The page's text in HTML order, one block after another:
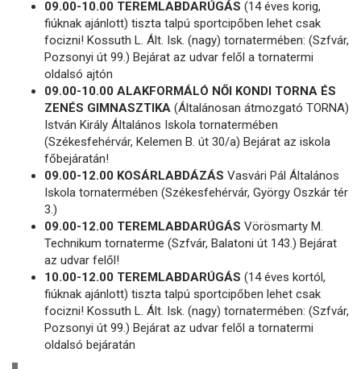
09.00-10.00 TEREMLABDARÚGÁS (14 éves korig,
fiúknak ajánlott) tiszta talpú sportcipőben lehet csak
focizni! Kossuth L. Ált. Isk. (nagy) tornatermében: (Szfvár,
Pozsonyi út 99.) Bejárat az udvar felől a tornatermi
oldalsó ajtón
09.00-10.00 ALAKFORMÁLÓ NŐI KONDI TORNA ÉS
ZENÉS GIMNASZTIKA (Általánosan átmozgató TORNA)
István Király Általános Iskola tornatermében
(Székesfehérvár, Kelemen B. út 30/a) Bejárat az iskola
főbejáratán!
09.00-12.00 KOSÁRLABDÁZÁS Vasvári Pál Általános
Iskola tornatermében (Székesfehérvár, György Oszkár tér
3.)
09.00-12.00 TEREMLABDARÚGÁS Vörösmarty M.
Technikum tornaterme (Szfvár, Balatoni út 143.) Bejárat
az udvar felől!
10.00-12.00 TEREMLABDARÚGÁS (14 éves kortól,
fiúknak ajánlott) tiszta talpú sportcipőben lehet csak
focizni! Kossuth L. Ált. Isk. (nagy) tornatermében: (Szfvár,
Pozsonyi út 99.) Bejárat az udvar felől a tornatermi
oldalsó bejáratán